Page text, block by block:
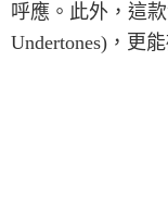
呼應。此外，這
Undertones) ，更